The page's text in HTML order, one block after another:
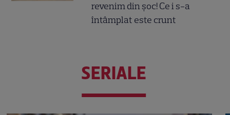
revenim din șoc! Ce i s-a
întâmplat este crunt
SERIALE